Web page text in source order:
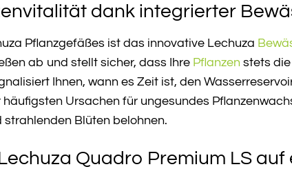
dank integrierter
Pflanzgefäßes ist das innovative Lechuza
ab und stellt sicher, dass Ihre Pflanzen stets
Ihnen, wann es Zeit ist, den
Ursachen für ungesundes
Blüten belohnen.
Quadro Premium LS auf